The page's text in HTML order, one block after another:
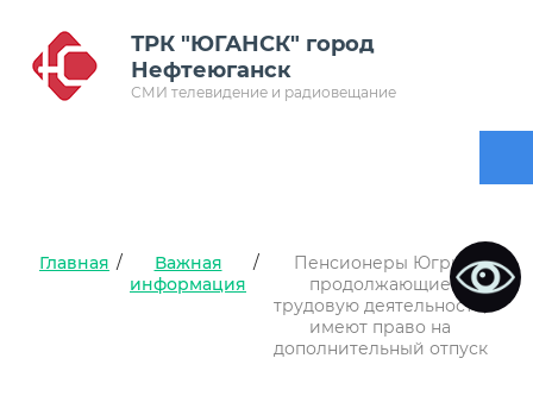
ТРК "ЮГАНСК" город
Нефтеюганск
СМИ телевидение и радиовещание
Главная /
Важная
информация
/
Пенсионеры Югры,
продолжающие
трудовую деятельность,
имеют право на
дополнительный отпуск